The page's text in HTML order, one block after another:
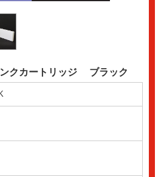
クカートリッジ ブラック